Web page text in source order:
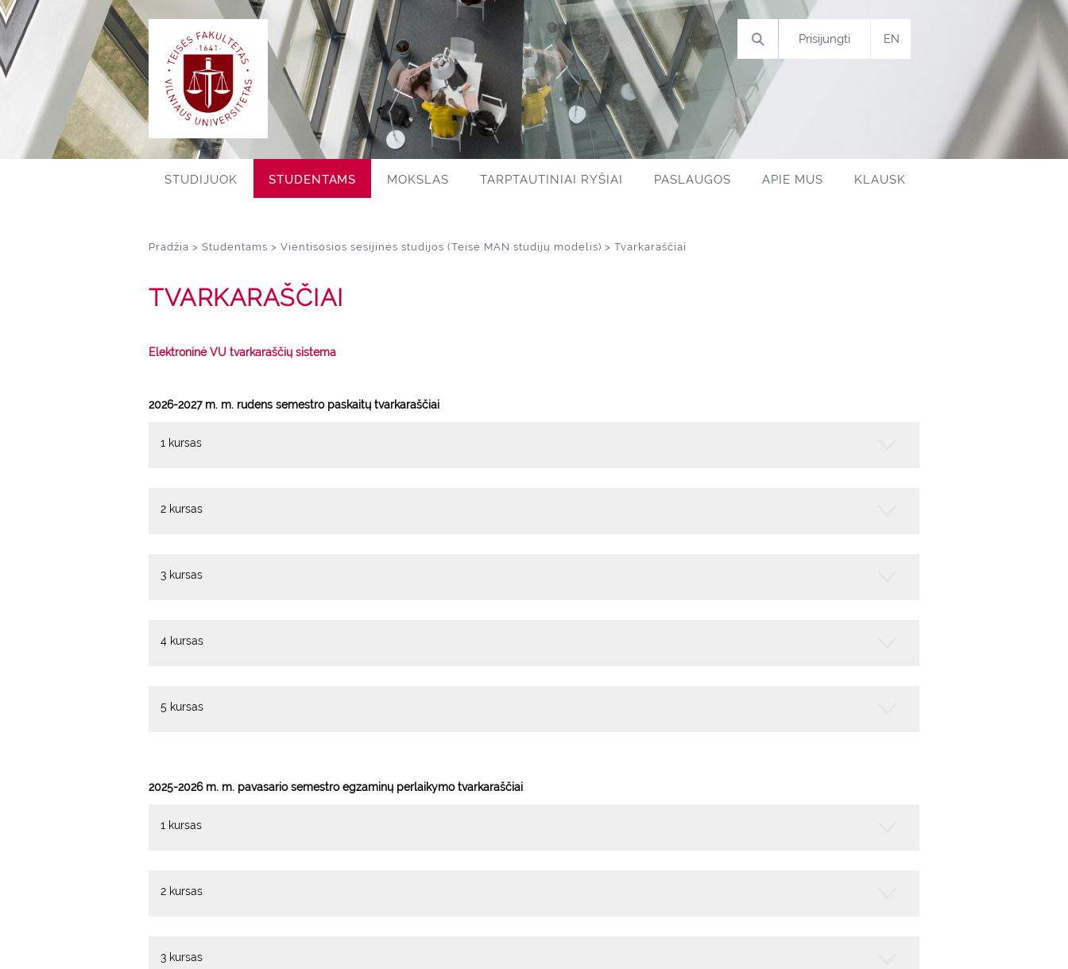
Prisijungti
STUDIJUOK STUDENTAMS MOKSLAS TARPTAUTINIAI RYŠIAI PASLAUGOS APIE MUS KLAUSK
Pradžia > Studentams > Vientisosios sesijinės studijos (Teisė MAN studijų modelis) > Tvarkaraščiai
TVARKARAŠČIAI
Elektroninė VU tvarkaraščių sistema
2026-2027 m. m. rudens semestro paskaitų tvarkaraščiai
1 kursas
2 kursas
3 kursas
4 kursas
5 kursas
2025-2026 m. m. pavasario semestro egzaminų perlaikymo tvarkaraščiai
1 kursas
2 kursas
3 kursas